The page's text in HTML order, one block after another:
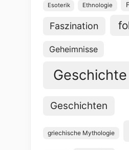
Esoterik Ethnologie
Faszination
Geheimnisse
Geschichte
Geschichten
griechische Mythologie